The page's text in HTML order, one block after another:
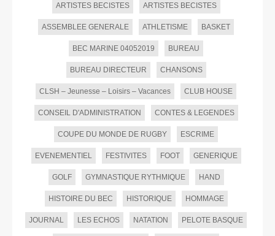
ARTISTES BECISTES ARTISTES BECISTES
ASSEMBLEE GENERALE ATHLETISME BASKET
BEC MARINE 04052019 BUREAU
BUREAU DIRECTEUR CHANSONS
CLSH – Jeunesse – Loisirs – Vacances CLUB HOUSE
CONSEIL D'ADMINISTRATION CONTES & LEGENDES
COUPE DU MONDE DE RUGBY ESCRIME
EVENEMENTIEL FESTIVITES FOOT GENERIQUE
GOLF GYMNASTIQUE RYTHMIQUE HAND
HISTOIRE DU BEC HISTORIQUE HOMMAGE
JOURNAL LES ECHOS NATATION PELOTE BASQUE